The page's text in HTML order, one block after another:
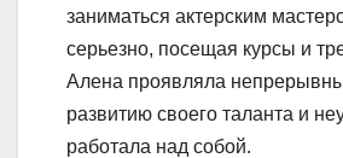
заниматься актерским
серьезно, посещая курсы и
Алена проявляла
развитию своего таланта и
работала над собой.